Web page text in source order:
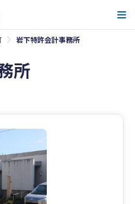
岩下特許会計事務所
所